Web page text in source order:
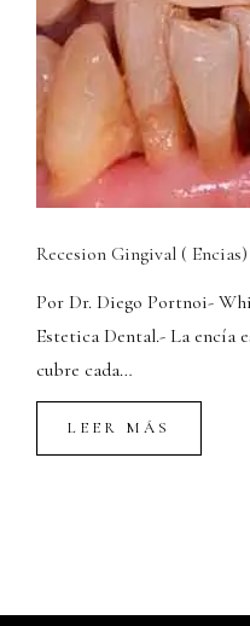
RESEÑAS
Recesion Gingival (
Por Dr. Diego Portnoi-
Estetica Dental.- La encía
cubre cada…
LEER MÁS